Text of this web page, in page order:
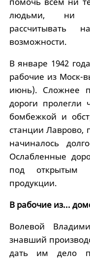
людьми, ни
рассчитывать
возможности.
В январе 1942
рабочие из Моск-
июнь). Сложнее
дороги пролегли
бомбежкой и
станции Лаврово,
начиналось
Ослабленные
под открытым
продукции.
В рабочие из...
Волевой
знавший
дать им дело